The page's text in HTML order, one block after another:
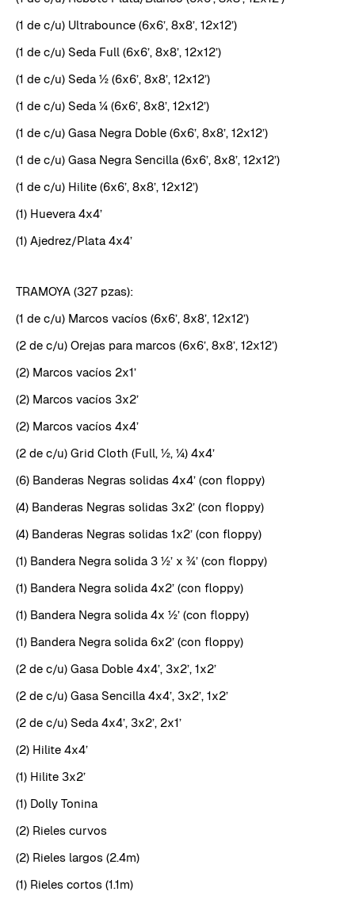
(1 de c/u) Ultrabounce (6x6’, 8x8’, 12x12’)
(1 de c/u) Seda Full (6x6’, 8x8’, 12x12’)
(1 de c/u) Seda ½ (6x6’, 8x8’, 12x12’)
(1 de c/u) Seda ¼ (6x6’, 8x8’, 12x12’)
(1 de c/u) Gasa Negra Doble (6x6’, 8x8’, 12x12’)
(1 de c/u) Gasa Negra Sencilla (6x6’, 8x8’, 12x12’)
(1 de c/u) Hilite (6x6’, 8x8’, 12x12’)
(1) Huevera 4x4’
(1) Ajedrez/Plata 4x4’
TRAMOYA (327 pzas):
(1 de c/u) Marcos vacíos (6x6’, 8x8’, 12x12’)
(2 de c/u) Orejas para marcos (6x6’, 8x8’, 12x12’)
(2) Marcos vacíos 2x1’
(2) Marcos vacíos 3x2’
(2) Marcos vacíos 4x4’
(2 de c/u) Grid Cloth (Full, ½, ¼) 4x4’
(6) Banderas Negras solidas 4x4’ (con floppy)
(4) Banderas Negras solidas 3x2’ (con floppy)
(4) Banderas Negras solidas 1x2’ (con floppy)
(1) Bandera Negra solida 3 ½’ x ¾’ (con floppy)
(1) Bandera Negra solida 4x2’ (con floppy)
(1) Bandera Negra solida 4x ½’ (con floppy)
(1) Bandera Negra solida 6x2’ (con floppy)
(2 de c/u) Gasa Doble 4x4’, 3x2’, 1x2’
(2 de c/u) Gasa Sencilla 4x4’, 3x2’, 1x2’
(2 de c/u) Seda 4x4’, 3x2’, 2x1’
(2) Hilite 4x4’
(1) Hilite 3x2’
(1) Dolly Tonina
(2) Rieles curvos
(2) Rieles largos (2.4m)
(1) Rieles cortos (1.1m)